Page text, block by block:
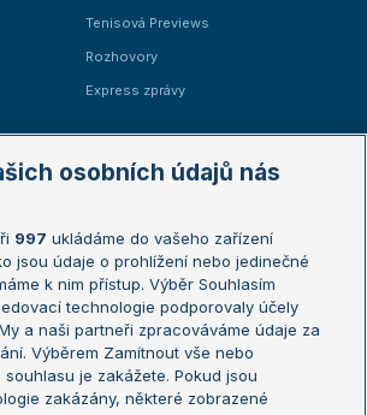
Tenisová Previews
Rozhovory
Express zprávy
Australian Open
French Open
Wimbledon
US Open
Turnaj mistrů
Turnaj mistryň
osobních údajů nás
997 ukládáme do vašeho zařízení
jsou údaje o prohlížení nebo jedinečné
k nim přístup. Výběr Souhlasím
technologie podporovaly účely
a naši partneři zpracováváme údaje za
Výběrem Zamítnout vše nebo
je zakážete. Pokud jsou
zakázány, některé zobrazené